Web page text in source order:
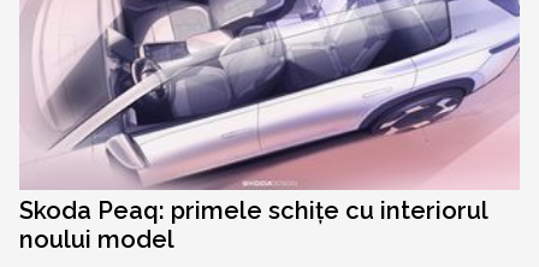
Skoda Peaq: primele schițe cu interiorul
noului model